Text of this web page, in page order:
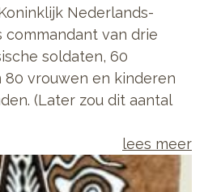
Nederlands-
commandant van drie
soldaten, 60
80 vrouwen en kinderen
(Later zou dit aantal
lees meer